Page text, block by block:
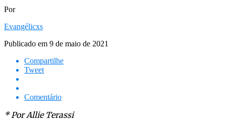
Por
Evangélicxs
Publicado em 9 de maio de 2021
Compartilhe
Tweet
Comentário
* Por Allie Terassi